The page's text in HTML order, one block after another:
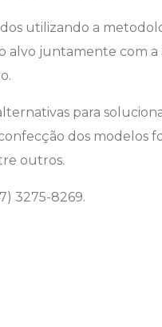
utilizando a
alvo juntamente com
para
dos modelos
outros.
3275-8269.